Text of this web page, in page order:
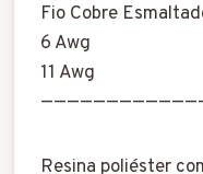
Fio Cobre
6 Awg
11 Awg
Resina poliéster